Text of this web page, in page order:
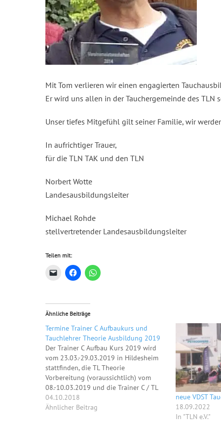
Mit Tom verlieren wir einen engagierten
Er wird uns allen in der Tauchergemeinde des TLN
Unser tiefes Mitgefühl gilt seiner Familie, wir
In aufrichtiger Trauer,
für die TLN TAK und den TLN
Norbert Wotte
Landesausbildungsleiter
Michael Rohde
stellvertretender Landesausbildungsleiter
Teilen mit:
Ähnliche Beiträge
Termine Trainer C Aufbaukurs und
Tauchlehrer Theorie Ausbildung 2019
Der Trainer C Aufbau Kurs 2019 wird
vom 23.03.-29.03.2019 in Hildesheim
stattfinden, die TL Theorie
Vorbereitung (voraussichtlich) vom
08.-10.03.2019 und die Trainer C / TL
Theorie Prüfung (voraussichtlich) vom
03.-05.05.2019, beide in Geeste. Sobald
04.10.2018
Ähnlicher Beitrag
neue VDST
18.09.2022
In "TLN e.V."